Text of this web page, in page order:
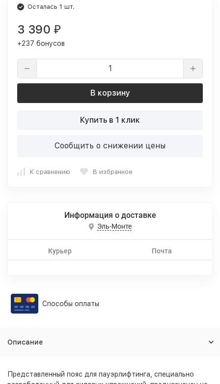
Осталась 1 шт.
3 390 ₽
+237 бонусов
В корзину
Купить в 1 клик
Сообщить о снижении цены
К сравнению В избранное
Информация о доставке
Эль-Монте
Курьер Почта
Способы оплаты
Описание
Представленный пояс для пауэрлифтинга, специально